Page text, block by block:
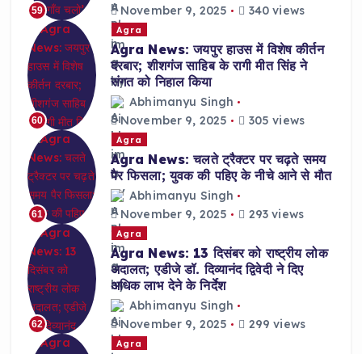
59
November 9, 2025
340 views
60
Agra
Agra News: जयपुर हाउस में विशेष कीर्तन
दरबार; शीशगंज साहिब के रागी मीत सिंह ने
संगत को निहाल किया
Abhimanyu Singh
November 9, 2025
305 views
61
Agra
Agra News: चलते ट्रैक्टर पर चढ़ते समय
पैर फिसला; युवक की पहिए के नीचे आने से मौत
Abhimanyu Singh
November 9, 2025
293 views
62
Agra
Agra News: 13 दिसंबर को राष्ट्रीय लोक
अदालत; एडीजे डॉ. दिव्यानंद द्विवेदी ने दिए
अधिक लाभ देने के निर्देश
Abhimanyu Singh
November 9, 2025
299 views
Agra